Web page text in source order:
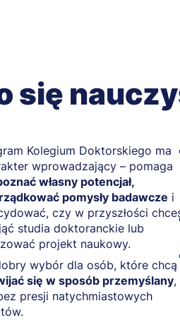
się
Kolegium Doktorskiego ma
wprowadzający – pomaga
własny potencjał,
pomysły badawcze i
czy w przyszłości
studia doktoranckie lub
projekt naukowy.
wybór dla osób, które chcą
się w sposób przemyślany,
presji natychmiastowych